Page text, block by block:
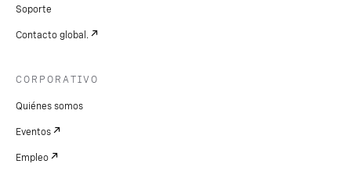
Soporte
Contacto global.
CORPORATIVO
Quiénes somos
Eventos
Empleo